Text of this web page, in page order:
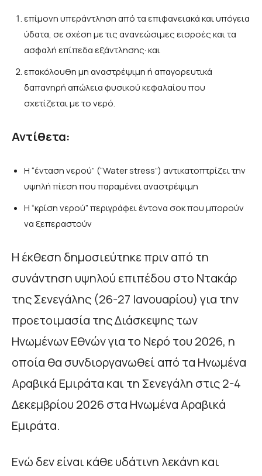
επίμονη υπεράντληση από τα επιφανειακά και υπόγεια
ύδατα, σε σχέση με τις ανανεώσιμες εισροές και τα
ασφαλή επίπεδα εξάντλησης· και
επακόλουθη μη αναστρέψιμη ή απαγορευτικά
δαπανηρή απώλεια φυσικού κεφαλαίου που
σχετίζεται με το νερό.
Αντίθετα:
Η “ένταση νερού” (“Water stress”) αντικατοπτρίζει την
υψηλή πίεση που παραμένει αναστρέψιμη
Η “κρίση νερού” περιγράφει έντονα σοκ που μπορούν
να ξεπεραστούν
Η έκθεση δημοσιεύτηκε πριν από τη
συνάντηση υψηλού επιπέδου στο Ντακάρ
της Σενεγάλης (26-27 Ιανουαρίου) για την
προετοιμασία της Διάσκεψης των
Ηνωμένων Εθνών για το Νερό του 2026, η
οποία θα συνδιοργανωθεί από τα Ηνωμένα
Αραβικά Εμιράτα και τη Σενεγάλη στις 2-4
Δεκεμβρίου 2026 στα Ηνωμένα Αραβικά
Εμιράτα.
Ενώ δεν είναι κάθε υδάτινη λεκάνη και